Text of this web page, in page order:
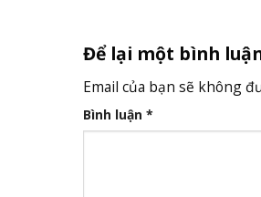
Để lại một bình
Email của bạn sẽ không
Bình luận *